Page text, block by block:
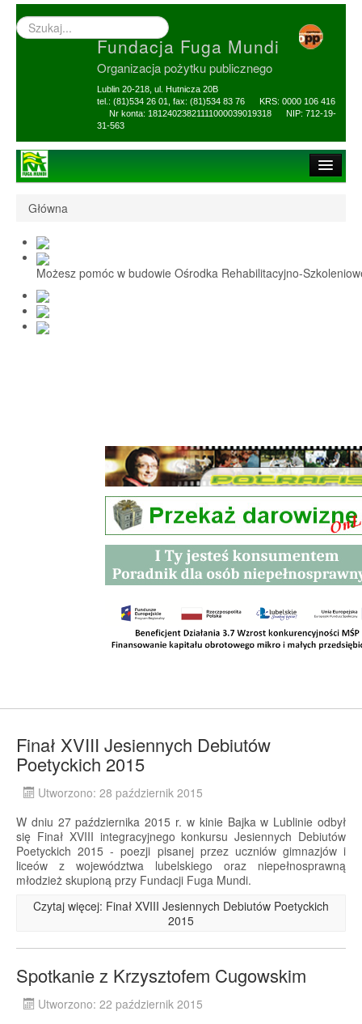
Wyszukiwarka
–
Fundacja Fuga Mundi
Organizacja pożytku publicznego
Lublin 20-218, ul. Hutnicza 20B
tel.: (81)534 26 01, fax: (81)534 83 76 KRS: 0000 106 416
Nr konta: 18124023821111000039019318 NIP: 712-19-
31-563
1,5% i darowizny
Nasi Beneficjenci
Ośrodek Reh-Szkol
Sprawozdania
Główna
Możesz pomóc w budowie Ośrodka Rehabilitacyjno-
Finał XVIII Jesiennych Debiutów
Poetyckich 2015
Utworzono: 28 październik 2015
W dniu 27 października 2015 r. w kinie Bajka w Lublinie odbył
się Finał XVIII integracyjnego konkursu Jesiennych Debiutów
Poetyckich 2015 - poezji pisanej przez uczniów gimnazjów i
liceów z województwa lubelskiego oraz niepełnosprawną
młodzież skupioną przy Fundacji Fuga Mundi.
Czytaj więcej: Finał XVIII Jesiennych Debiutów Poetyckich
2015
Spotkanie z Krzysztofem Cugowskim
Utworzono: 22 październik 2015